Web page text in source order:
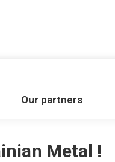
Our partners
Metal !